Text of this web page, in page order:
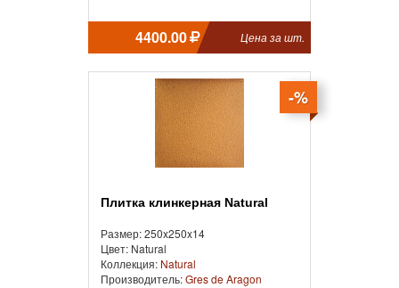
4400.00 Цена за шт.
-%
Плитка клинкерная Natural
Размер: 250x250x14
Цвет: Natural
Коллекция: Natural
Производитель:Gres de Aragon